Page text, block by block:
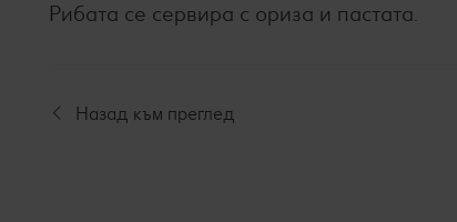
Рибата се сервира с ориза и пастата.
Назад към преглед